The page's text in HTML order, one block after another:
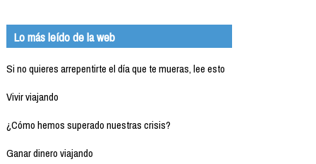
Lo más leído de la web
Si no quieres arrepentirte el día que te mueras, lee esto
Vivir viajando
¿Cómo hemos superado nuestras crisis?
Ganar dinero viajando